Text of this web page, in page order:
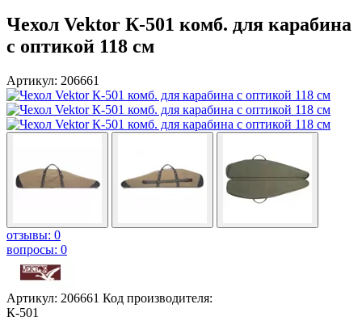
Чехол Vektor К-501 комб. для карабина
с оптикой 118 см
Артикул: 206661
отзывы: 0
вопросы: 0
Артикул: 206661 Код производителя:
К-501